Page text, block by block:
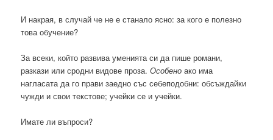
И накрая, в случай че не е станало ясно: за кого е полезно
това обучение?
За всеки, който развива уменията си да пише романи,
разкази или сродни видове проза.Особено ако има
нагласата да го прави заедно със себеподобни: обсъждайки
чужди и свои текстове; учейки се и учейки.
Имате ли въпроси?